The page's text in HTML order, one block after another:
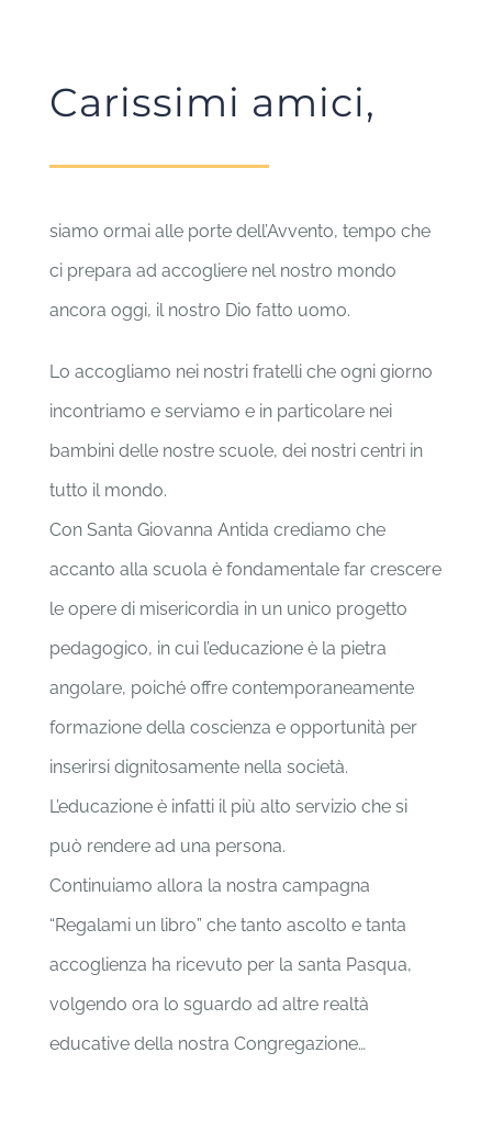
Carissimi amici,
siamo ormai alle porte dell’Avvento, tempo che
ci prepara ad accogliere nel nostro mondo
ancora oggi, il nostro Dio fatto uomo.
Lo accogliamo nei nostri fratelli che ogni giorno
incontriamo e serviamo e in particolare nei
bambini delle nostre scuole, dei nostri centri in
tutto il mondo.
Con Santa Giovanna Antida crediamo che
accanto alla scuola è fondamentale far crescere
le opere di misericordia in un unico progetto
pedagogico, in cui l’educazione è la pietra
angolare, poiché offre contemporaneamente
formazione della coscienza e opportunità per
inserirsi dignitosamente nella società.
L’educazione è infatti il più alto servizio che si
può rendere ad una persona.
Continuiamo allora la nostra campagna
“Regalami un libro” che tanto ascolto e tanta
accoglienza ha ricevuto per la santa Pasqua,
volgendo ora lo sguardo ad altre realtà
educative della nostra Congregazione…